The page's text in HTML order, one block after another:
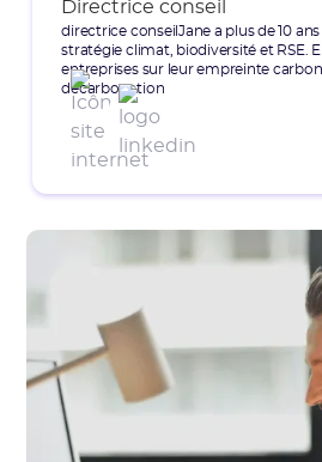
Directrice conseil
directrice conseilJane a plus de 10
stratégie climat, biodiversité et RSE.
entreprises sur leur empreinte
décarbonation